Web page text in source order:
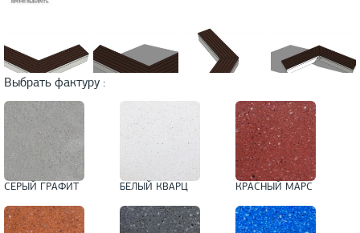
Выбрать фактуру :
СЕРЫЙ ГРАФИТ БЕЛЫЙ КВАРЦ КРАСНЫЙ МАРС